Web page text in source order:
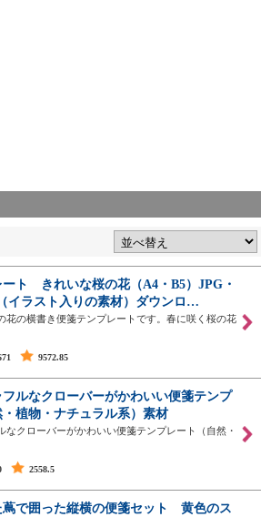
ト きれいな桜の花（A4・B5）JPG・
イラスト入りの素材）ダウンロ…
花の横書き便箋テンプレートです。春に咲く桜の花
9572.85
フルなクローバーがかわいい便箋テンプ
・植物・ナチュラル系）素材
なクローバーがかわいい便箋テンプレート（自然・
2558.5
蔦で囲った縦横の便箋セット 黄色のス